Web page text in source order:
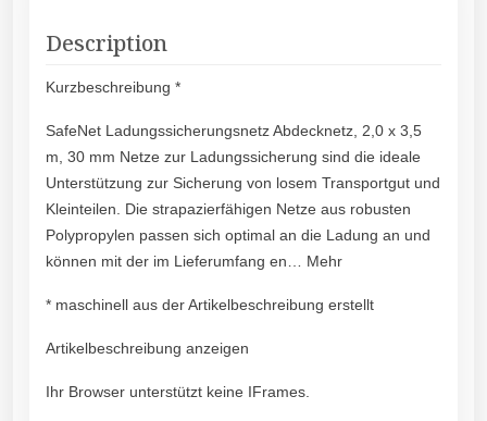
Description
Kurzbeschreibung *
SafeNet Ladungssicherungsnetz Abdecknetz, 2,0 x 3,5
m, 30 mm Netze zur Ladungssicherung sind die ideale
Unterstützung zur Sicherung von losem Transportgut und
Kleinteilen. Die strapazierfähigen Netze aus robusten
Polypropylen passen sich optimal an die Ladung an und
können mit der im Lieferumfang en… Mehr
* maschinell aus der Artikelbeschreibung erstellt
Artikelbeschreibung anzeigen
Ihr Browser unterstützt keine IFrames.